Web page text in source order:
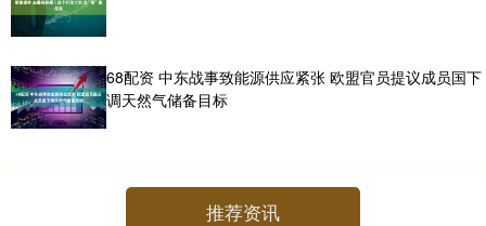
68配资 中东战事致能源供应紧张 欧盟官员提议成员国下
调天然气储备目标
推荐资讯